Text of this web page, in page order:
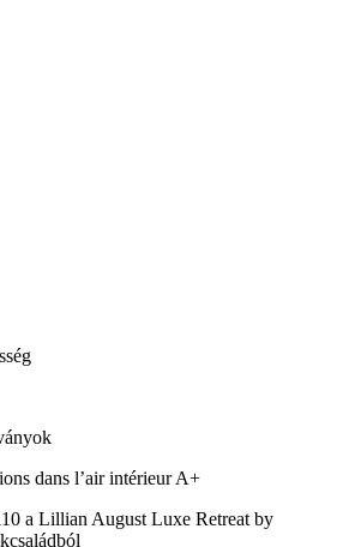
dans l’air intérieur A+
a Lillian August Luxe Retreat by